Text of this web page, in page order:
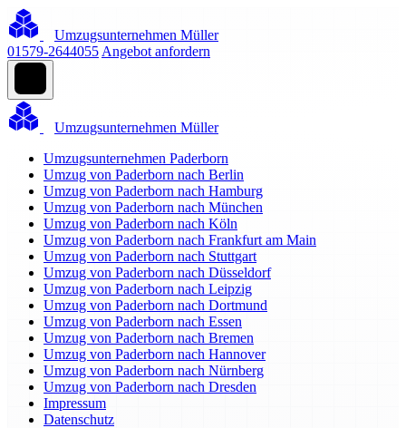
Umzugsunternehmen Müller
01579-2644055 Angebot anfordern
Umzugsunternehmen Müller
Umzugsunternehmen Paderborn
Umzug von Paderborn nach Berlin
Umzug von Paderborn nach Hamburg
Umzug von Paderborn nach München
Umzug von Paderborn nach Köln
Umzug von Paderborn nach Frankfurt am Main
Umzug von Paderborn nach Stuttgart
Umzug von Paderborn nach Düsseldorf
Umzug von Paderborn nach Leipzig
Umzug von Paderborn nach Dortmund
Umzug von Paderborn nach Essen
Umzug von Paderborn nach Bremen
Umzug von Paderborn nach Hannover
Umzug von Paderborn nach Nürnberg
Umzug von Paderborn nach Dresden
Impressum
Datenschutz